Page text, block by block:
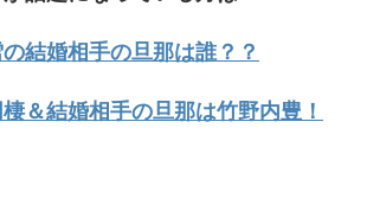
結婚相手の旦那は誰？？
＆結婚相手の旦那は竹野内豊！